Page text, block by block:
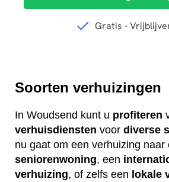
Soorten verhuizingen
In Woudsend kunt u profiteren
verhuisdiensten voor diverse
nu gaat om een verhuizing naar
seniorenwoning, een
verhuizing, of zelfs een lokale